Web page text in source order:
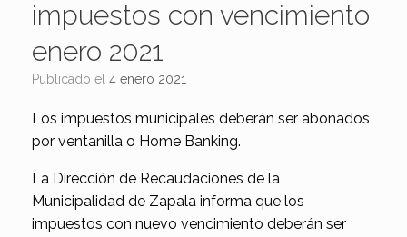
impuestos con vencimiento
enero 2021
Publicado el 4 enero 2021
Los impuestos municipales deberán ser abonados
por ventanilla o Home Banking.
La Dirección de Recaudaciones de la
Municipalidad de Zapala informa que los
impuestos con nuevo vencimiento deberán ser